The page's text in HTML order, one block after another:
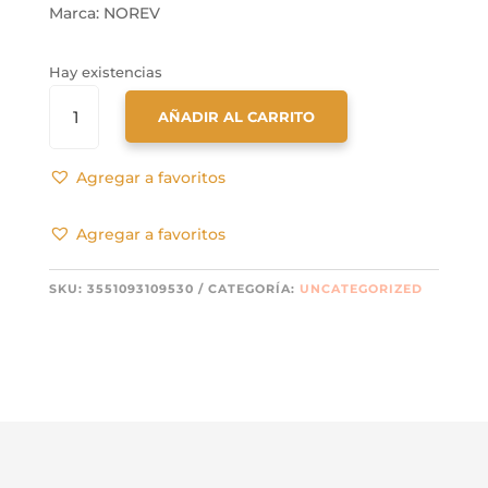
Marca: NOREV
Hay existencias
310953
AUSTRAL
MASSSTAB 1
:64 C
ANTIDAD
AÑADIR AL CARRITO
Agregar a favoritos
Agregar a favoritos
SKU: 3551093109530 CATEGORÍA: UNCATEGORIZED